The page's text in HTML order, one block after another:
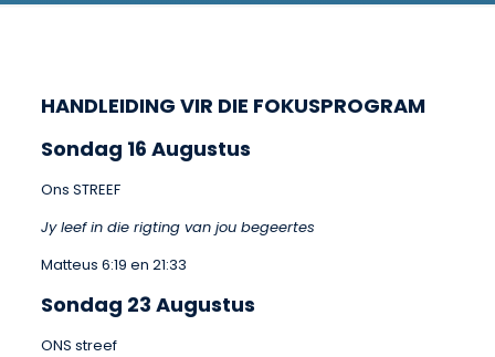
HANDLEIDING VIR DIE FOKUSPROGRAM
Sondag 16 Augustus
Ons STREEF
Jy leef in die rigting van jou begeertes
Matteus 6:19 en 21:33
Sondag 23 Augustus
ONS streef